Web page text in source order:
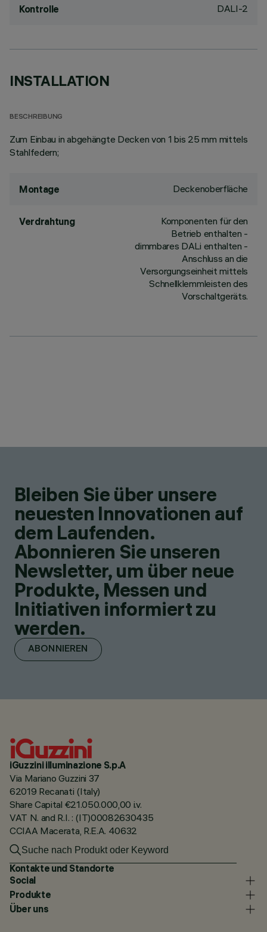
Kontrolle DALI-2
INSTALLATION
BESCHREIBUNG
Zum Einbau in abgehängte Decken von 1 bis 25 mm mittels
Stahlfedern;
Montage Deckenoberfläche
Verdrahtung
Komponenten für den
Betrieb enthalten -
dimmbares DALi enthalten -
Anschluss an die
Versorgungseinheit mittels
Schnellklemmleisten des
Vorschaltgeräts.
Bleiben Sie über unsere
neuesten Innovationen auf
dem Laufenden.
Abonnieren Sie unseren
Newsletter, um über neue
Produkte, Messen und
Initiativen informiert zu
werden.
ABONNIEREN
iGuzzini illuminazione S.p.A
Via Mariano Guzzini 37
62019 Recanati (Italy)
Share Capital €21.050.000,00 i.v.
VAT N. and R.I. : (IT)00082630435
CCIAA Macerata, R.E.A. 40632
Kontakte und Standorte
Social
Produkte
Über uns